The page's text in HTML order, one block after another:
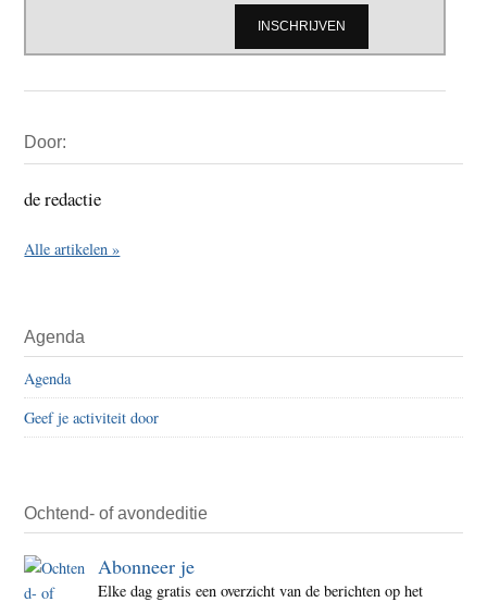
Sidebar
Door:
de redactie
Alle artikelen »
Agenda
Agenda
Geef je activiteit door
Ochtend- of avondeditie
Abonneer je
Elke dag gratis een overzicht van de berichten op het